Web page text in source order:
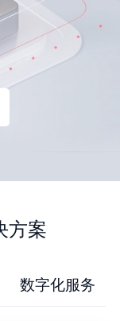
方案
数字化服务